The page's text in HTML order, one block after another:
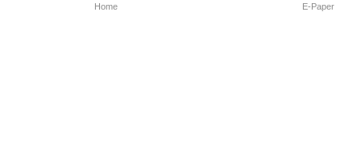
Home E-Paper